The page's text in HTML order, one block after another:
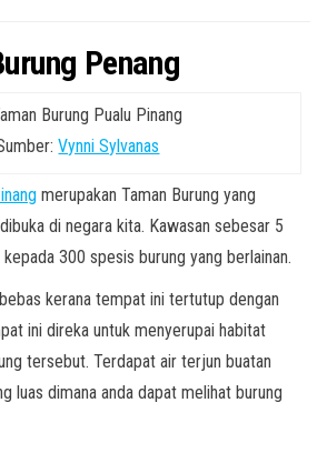
Penang
Vynni Sylvanas
merupakan Taman Burung yang
di negara kita. Kawasan sebesar 5
300 spesis burung yang berlainan.
kerana tempat ini tertutup dengan
ini direka untuk menyerupai habitat
tersebut. Terdapat air terjun buatan
luas dimana anda dapat melihat burung